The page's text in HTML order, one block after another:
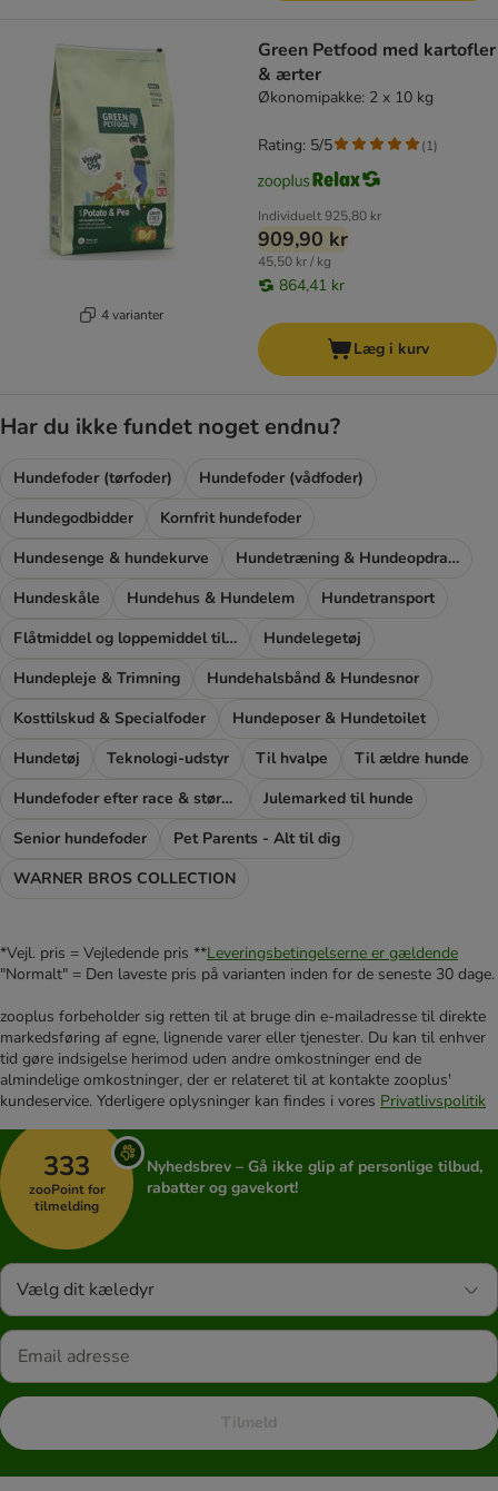
4 varianter
Green Petfood med kartofler
& ærter
Økonomipakke: 2 x 10 kg
Individuelt925,80 kr
909,90 kr
45,50 kr / kg
864,41 kr
Rating: 5/5 (1)
Læg i kurv
Har du ikke fundet noget endnu?
Hundefoder (tørfoder)
Hundefoder (vådfoder)
Hundegodbidder
Kornfrit hundefoder
Hundesenge & hundekurve
Hundetræning & Hundeopdragelse
Hundeskåle
Hundehus & Hundelem
Hundetransport
Flåtmiddel og loppemiddel til hunde
Hundelegetøj
Hundepleje & Trimning
Hundehalsbånd & Hundesnor
Kosttilskud & Specialfoder
Hundeposer & Hundetoilet
Hundetøj
Teknologi-udstyr Til hvalpe
Til ældre hunde
Hundefoder efter race & størrelse
Julemarked til hunde
Senior hundefoder
Pet Parents - Alt til dig
WARNER BROS COLLECTION
*Vejl. pris = Vejledende pris **Leveringsbetingelserne er gældende
"Normalt" = Den laveste pris på varianten inden for de seneste 30 dage.
zooplus forbeholder sig retten til at bruge din e-mailadresse til direkte
markedsføring af egne, lignende varer eller tjenester. Du kan til enhver
tid gøre indsigelse herimod uden andre omkostninger end de
almindelige omkostninger, der er relateret til at kontakte zooplus'
kundeservice. Yderligere oplysninger kan findes i vores Privatlivspolitik
333
zooPoint for
tilmelding
Nyhedsbrev – Gå ikke glip af personlige tilbud,
rabatter og gavekort!
Vælg dit kæledyr
Tilmeld